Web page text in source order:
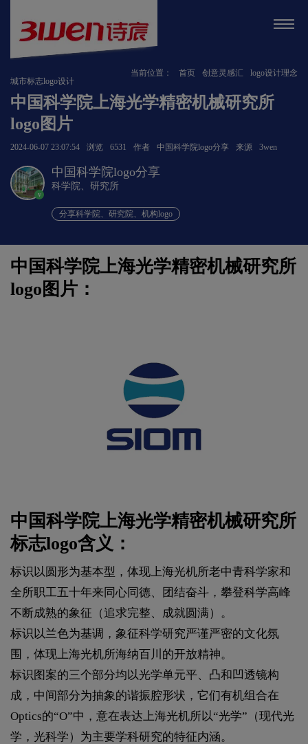
当前位置： 首页 创意灵感汇
logo设计理念
城市标志logo设计
中国科学院上海光学精密机械研究所
logo图片
2024-06-07 23:07:54 浏览 6531 作者 中国科学院logo分享 来源 3wen
v
中国科学院logo分享
科学院、研究所
分享科学院、研究院、机构logo
中国科学院上海光学精密机械研究所
logo图片：
中国科学院上海光学精密机械研究所
标志logo含义：
标识以圆形为基本型，体现上海光机所老中青科学家和
全所职工五十年来同心同德、团结奋斗，攀登科学高峰
不断成熟的象征（追求完整、成就圆满）。
标识以兰色为基调，象征科学研究严谨严密的文化氛
围，体现上海光机所海纳百川的开放精神。
标识图案的三个部分均以光学单元平、凸和凹透镜构
成，中间部分为抽象的谐振腔形状，它们有机组合在
Optics的“O”中，意在表达上海光机所以“光学”（现代光
学，光科学）为主要学科研究的特征内涵。